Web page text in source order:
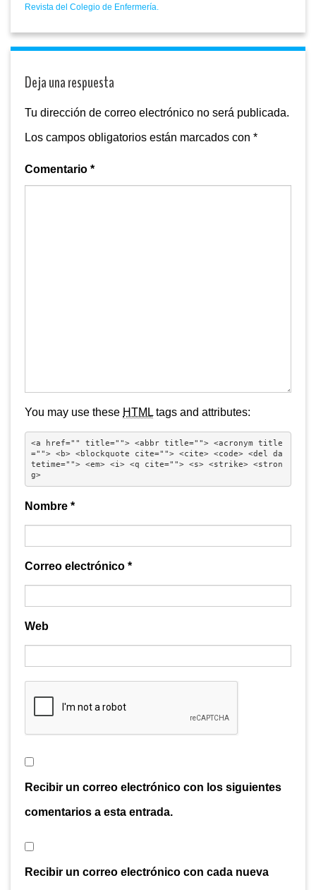
Revista del Colegio de Enfermería.
Deja una respuesta
Tu dirección de correo electrónico no será publicada.
Los campos obligatorios están marcados con *
Comentario *
You may use these HTML tags and attributes:
<a href="" title=""> <abbr title=""> <acronym title
=""> <b> <blockquote cite=""> <cite> <code> <del da
tetime=""> <em> <i> <q cite=""> <s> <strike> <stron
g>
Nombre *
Correo electrónico *
Web
Recibir un correo electrónico con los siguientes
comentarios a esta entrada.
Recibir un correo electrónico con cada nueva